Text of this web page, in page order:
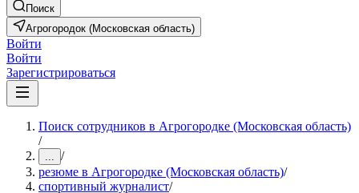
Поиск
Агрогородок (Московская область)
Войти
Войти
Зарегистрироваться
Поиск сотрудников в Агрогородке (Московская область)
/
... /
резюме в Агрогородке (Московская область)/
спортивный журналист/